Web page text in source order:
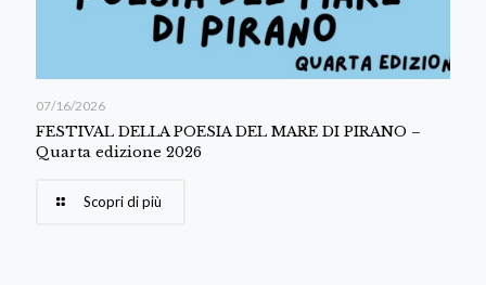
07/16/2026
FESTIVAL DELLA POESIA DEL MARE DI PIRANO –
Quarta edizione 2026
Scopri di più